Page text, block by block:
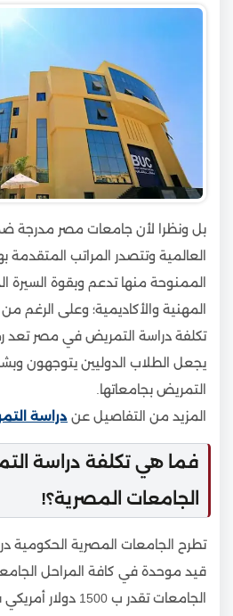
بل ونظرا لأن جامعات مصر مدرجة
العالمية وتتصدر المراتب المتقدمة
الممنوحة منها تدعم وبقوة السيرة
المهنية والأكاديمية؛ وعلى الرغم
تكلفة دراسة التمريض في مصر تعد
يجعل الطلاب الدوليين يتوجهون
التمريض بجامعاتها.
المزيد من التفاصيل عن دراسة
فما هي تكلفة دراسة
الجامعات المصرية؟!
تطرح الجامعات المصرية الحكومية
قيد موحدة في كافة المراحل
الجامعات تقدر ب